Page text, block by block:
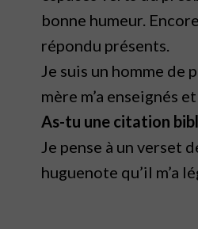
bonne humeur.
répondu présents.
Je suis un homme
mère m’a enseignés
As-tu une citation
Je pense à un verset
huguenote qu’il m’a